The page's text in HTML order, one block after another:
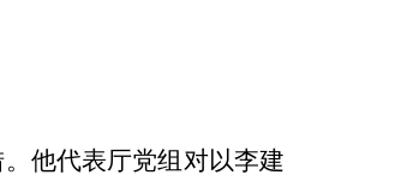
他代表厅党组对以李建